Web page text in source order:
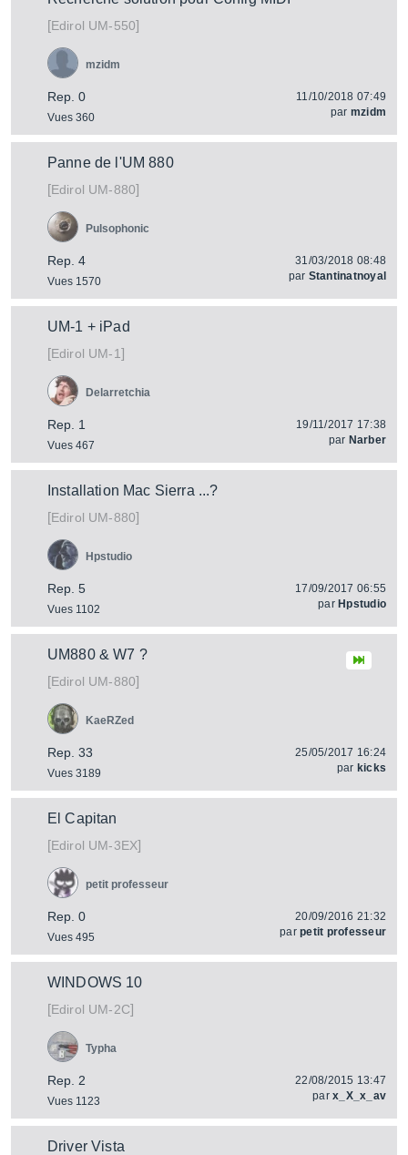
[Edirol UM-550]
Rep. 0
Vues 360
mzidm
11/10/2018 07:49
par mzidm
Panne de l'UM 880
[Edirol UM-880]
Rep. 4
Vues 1570
Pulsophonic
31/03/2018 08:48
par Stantinatnoyal
UM-1 + iPad
[Edirol UM-1]
Rep. 1
Vues 467
Delarretchia
19/11/2017 17:38
par Narber
Installation Mac Sierra ...?
[Edirol UM-880]
Rep. 5
Vues 1102
Hpstudio
17/09/2017 06:55
par Hpstudio
UM880 & W7 ?
[Edirol UM-880]
Rep. 33
Vues 3189
KaeRZed
25/05/2017 16:24
par kicks
El Capitan
[Edirol UM-3EX]
Rep. 0
Vues 495
petit professeur
20/09/2016 21:32
parpetit professeur
WINDOWS 10
[Edirol UM-2C]
Rep. 2
Vues 1123
Typha
22/08/2015 13:47
parx_X_x_av
Driver Vista